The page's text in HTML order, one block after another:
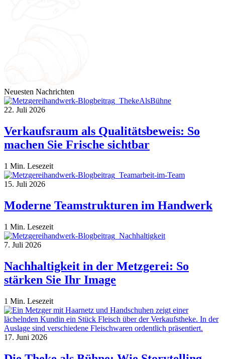
Neuesten Nachrichten
22. Juli 2026
Verkaufsraum als Qualitätsbeweis: So
machen Sie Frische sichtbar
1 Min. Lesezeit
15. Juli 2026
Moderne Teamstrukturen im Handwerk
1 Min. Lesezeit
7. Juli 2026
Nachhaltigkeit in der Metzgerei: So
stärken Sie Ihr Image
1 Min. Lesezeit
17. Juni 2026